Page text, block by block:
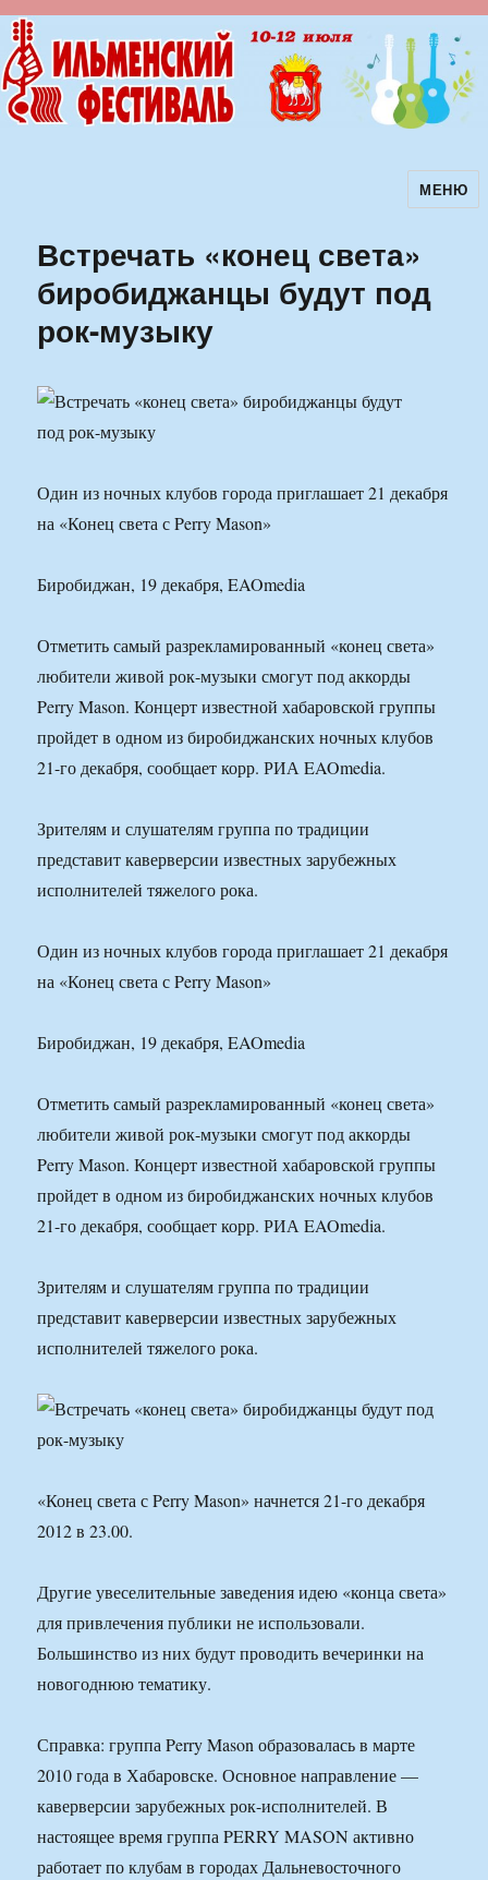
Ильменский фестиваль авторскойМЕНЮ
Встречать «конец света»
биробиджанцы будут под
рок-музыку
Один из ночных клубов города приглашает 21 декабря
на «Конец света с Perry Mason»
Биробиджан, 19 декабря, EAOmedia
Отметить самый разрекламированный «конец света»
любители живой рок-музыки смогут под аккорды
Perry Mason. Концерт известной хабаровской группы
пройдет в одном из биробиджанских ночных клубов
21-го декабря, сообщает корр. РИА EAOmedia.
Зрителям и слушателям группа по традиции
представит каверверсии известных зарубежных
исполнителей тяжелого рока.
Один из ночных клубов города приглашает 21 декабря
на «Конец света с Perry Mason»
Биробиджан, 19 декабря, EAOmedia
Отметить самый разрекламированный «конец света»
любители живой рок-музыки смогут под аккорды
Perry Mason. Концерт известной хабаровской группы
пройдет в одном из биробиджанских ночных клубов
21-го декабря, сообщает корр. РИА EAOmedia.
Зрителям и слушателям группа по традиции
представит каверверсии известных зарубежных
исполнителей тяжелого рока.
«Конец света с Perry Mason» начнется 21-го декабря
2012 в 23.00.
Другие увеселительные заведения идею «конца света»
для привлечения публики не использовали.
Большинство из них будут проводить вечеринки на
новогоднюю тематику.
Справка: группа Perry Mason образовалась в марте
2010 года в Хабаровске. Основное направление —
каверверсии зарубежных рок-исполнителей. В
настоящее время группа PERRY MASON активно
работает по клубам в городах Дальневосточного